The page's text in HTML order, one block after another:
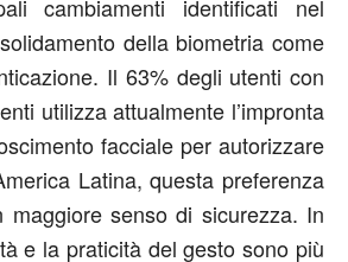
cambiamenti identificati nel
della biometria come
Il 63% degli utenti con
utilizza attualmente l’impronta
facciale per autorizzare
Latina, questa preferenza
senso di sicurezza. In
e la praticità del gesto sono più